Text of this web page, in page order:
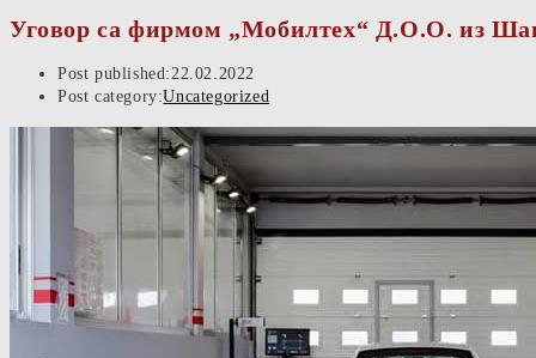
Уговор са фирмом „Мобилтех“ Д.О.О. из
Post published:22.02.2022
Post category:Uncategorized